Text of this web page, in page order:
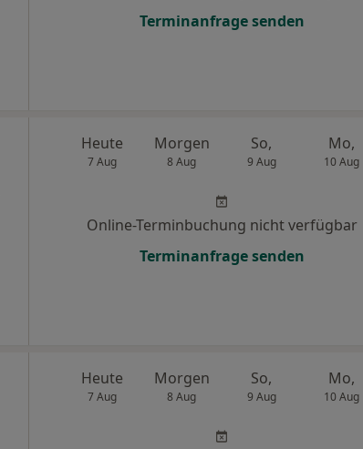
Terminanfrage senden
Heute
7 Aug
Morgen
8 Aug
So,
9 Aug
Mo,
10 Aug
Online-Terminbuchung nicht verfügbar
Terminanfrage senden
Heute
7 Aug
Morgen
8 Aug
So,
9 Aug
Mo,
10 Aug